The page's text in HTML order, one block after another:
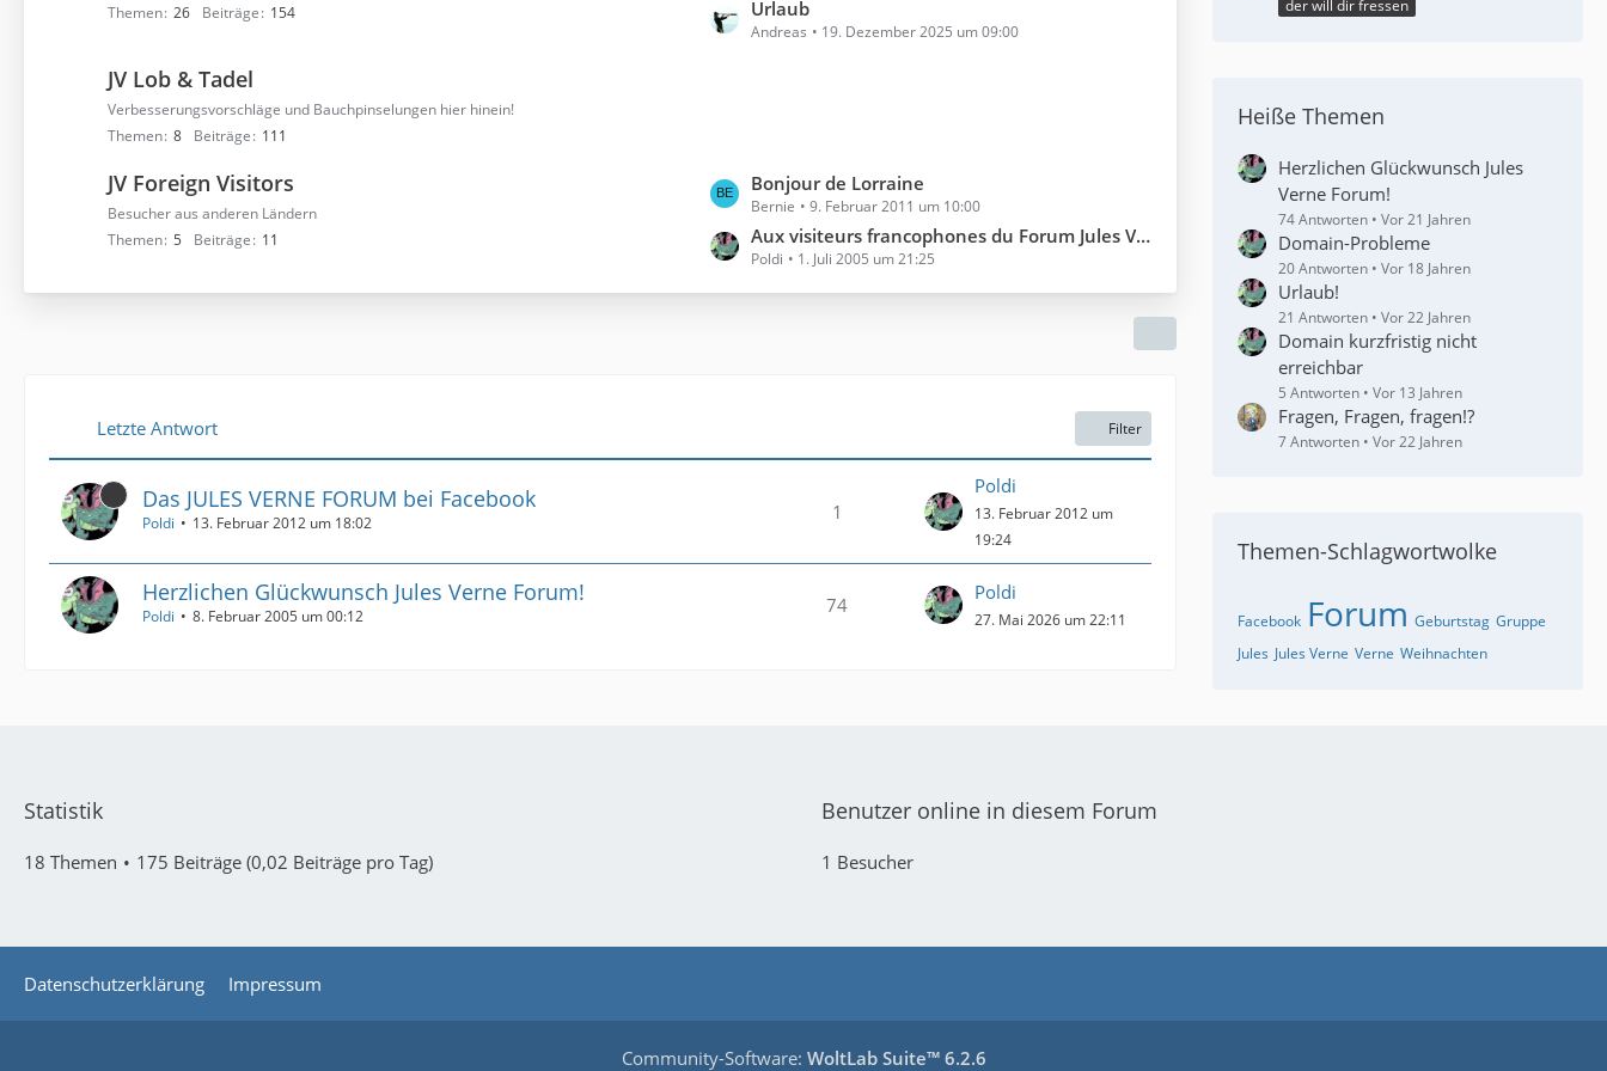
Themen 26 Beiträge 154
t
z
t
ä
e
Urlaub
Andreas 19. Dezember 2025 um 09:00
JV Lob & Tadel
Verbesserungsvorschläge und Bauchpinselungen hier hinein!
Themen 8 Beiträge 111
JV Foreign Visitors
Besucher aus anderen Ländern
Themen 5 Beiträge 11
L
e
t
z
t
Bonjour de Lorraine
Bernie 9. Februar 2011 um 10:00
Aux visiteurs francophones du Forum Jules Verne
Poldi 1. Juli 2005 um 21:25
Letzte Antwort Filter
Das JULES VERNE FORUM bei Facebook
Poldi 13. Februar 2012 um 18:02 1
Poldi
13. Februar 2012 um
19:24
Herzlichen Glückwunsch Jules Verne Forum!
Poldi 8. Februar 2005 um 00:12 74
Poldi
27. Mai 2026 um 22:11
der will dir fressen
Heiße Themen
Herzlichen Glückwunsch Jules
Verne Forum!
74 Antworten Vor 21 Jahren
Domain-Probleme
20 Antworten Vor 18 Jahren
Urlaub!
21 Antworten Vor 22 Jahren
Domain kurzfristig nicht
erreichbar
5 Antworten Vor 13 Jahren
Fragen, Fragen, fragen!?
7 Antworten Vor 22 Jahren
Themen-Schlagwortwolke
Facebook Forum Geburtstag Gruppe
Jules Jules Verne Verne Weihnachten
Statistik
18 Themen 175 Beiträge (0,02 Beiträge pro Tag)
Benutzer online in diesem Forum
1 Besucher
Datenschutzerklärung Impressum
Community-Software: WoltLab Suite™ 6.2.6